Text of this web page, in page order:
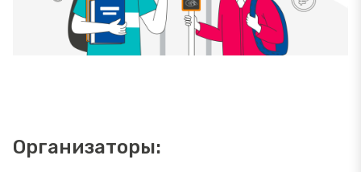
Организаторы: